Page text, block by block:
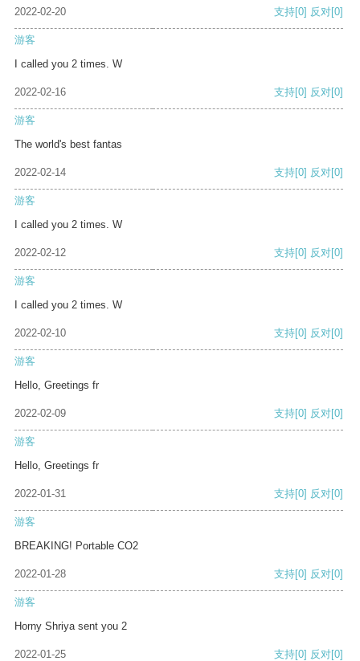
2022-02-20 支持[0] 反对[0]
游客
I called you 2 times. W
2022-02-16 支持[0] 反对[0]
游客
The world's best fantas
2022-02-14 支持[0] 反对[0]
游客
I called you 2 times. W
2022-02-12 支持[0] 反对[0]
游客
I called you 2 times. W
2022-02-10 支持[0] 反对[0]
游客
Hello, Greetings fr
2022-02-09 支持[0] 反对[0]
游客
Hello, Greetings fr
2022-01-31 支持[0] 反对[0]
游客
BREAKING! Portable CO2
2022-01-28 支持[0] 反对[0]
游客
Horny Shriya sent you 2
2022-01-25 支持[0] 反对[0]